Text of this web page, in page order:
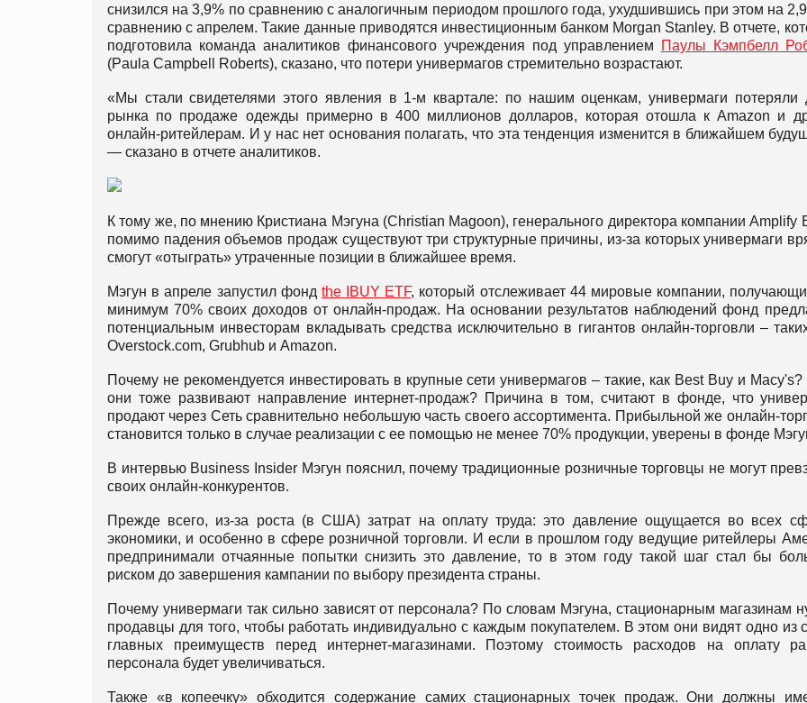
снизился на 3,9% по сравнению с аналогичным периодом прошлого года, ухудшившись при этом на
сравнению с апрелем. Такие данные приводятся инвестиционным банком Morgan Stanley. В отчете,
подготовила команда аналитиков финансового учреждения под управлением
Паулы Кэмпбелл
(Paula Campbell Roberts), сказано, что потери универмагов стремительно возрастают.
«Мы стали свидетелями этого явления в 1-м квартале: по нашим оценкам, универмаги потеряли
рынка по продаже одежды примерно в 400 миллионов долларов, которая отошла к Amazon и
онлайн-ритейлерам. И у нас нет основания полагать, что эта тенденция изменится в ближайшем
— сказано в отчете аналитиков.
К тому же, по мнению Кристиана Мэгуна (Christian Magoon), генерального директора компании Amplify
помимо падения объемов продаж существуют три структурные причины, из-за которых универмаги
смогут «отыграть» утраченные позиции в ближайшее время.
Мэгун в апреле запустил фонд the IBUY ETF, который отслеживает 44 мировые компании,
минимум 70% своих доходов от онлайн-продаж. На основании результатов наблюдений фонд
потенциальным инвесторам вкладывать средства исключительно в гигантов онлайн-торговли –
Overstock.com, Grubhub и Amazon.
Почему не рекомендуется инвестировать в крупные сети универмагов – такие, как Best Buy и
они тоже развивают направление интернет-продаж? Причина в том, считают в фонде, что
продают через Сеть сравнительно небольшую часть своего ассортимента. Прибыльной же онлайн-
становится только в случае реализации с ее помощью не менее 70% продукции, уверены в фонде
В интервью Business Insider Мэгун пояснил, почему традиционные розничные торговцы не могут
своих онлайн-конкурентов.
Прежде всего, из-за роста (в США) затрат на оплату труда: это давление ощущается во всех
экономики, и особенно в сфере розничной торговли. И если в прошлом году ведущие ритейлеры
предпринимали отчаянные попытки снизить это давление, то в этом году такой шаг стал бы
риском до завершения кампании по выбору президента страны.
Почему универмаги так сильно зависят от персонала? По словам Мэгуна, стационарным магазинам
продавцы для того, чтобы работать индивидуально с каждым покупателем. В этом они видят одно из
главных преимуществ перед интернет-магазинами. Поэтому стоимость расходов на оплату
персонала будет увеличиваться.
Также «в копеечку» обходится содержание самих стационарных точек продаж. Они должны